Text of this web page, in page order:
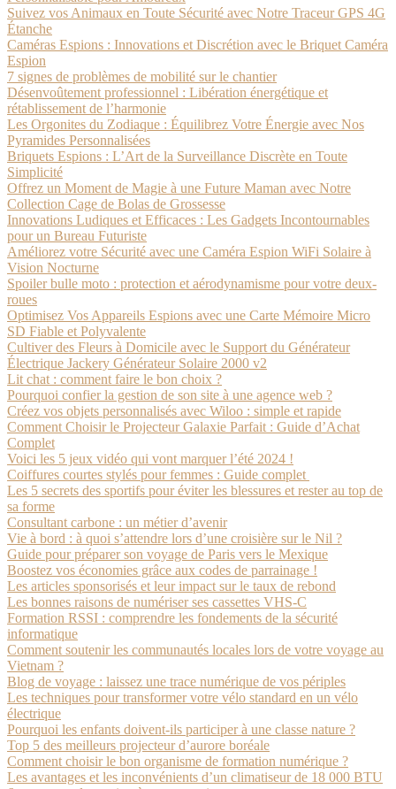
Suivez vos Animaux en Toute Sécurité avec Notre Traceur GPS 4G
Étanche
Caméras Espions : Innovations et Discrétion avec le Briquet Caméra
Espion
7 signes de problèmes de mobilité sur le chantier
Désenvoûtement professionnel : Libération énergétique et
rétablissement de l’harmonie
Les Orgonites du Zodiaque : Équilibrez Votre Énergie avec Nos
Pyramides Personnalisées
Briquets Espions : L’Art de la Surveillance Discrète en Toute
Simplicité
Offrez un Moment de Magie à une Future Maman avec Notre
Collection Cage de Bolas de Grossesse
Innovations Ludiques et Efficaces : Les Gadgets Incontournables
pour un Bureau Futuriste
Améliorez votre Sécurité avec une Caméra Espion WiFi Solaire à
Vision Nocturne
Spoiler bulle moto : protection et aérodynamisme pour votre deux-
roues
Optimisez Vos Appareils Espions avec une Carte Mémoire Micro
SD Fiable et Polyvalente
Cultiver des Fleurs à Domicile avec le Support du Générateur
Électrique Jackery Générateur Solaire 2000 v2
Lit chat : comment faire le bon choix ?
Pourquoi confier la gestion de son site à une agence web ?
Créez vos objets personnalisés avec Wiloo : simple et rapide
Comment Choisir le Projecteur Galaxie Parfait : Guide d’Achat
Complet
Voici les 5 jeux vidéo qui vont marquer l’été 2024 !
Coiffures courtes stylés pour femmes : Guide complet
Les 5 secrets des sportifs pour éviter les blessures et rester au top de
sa forme
Consultant carbone : un métier d’avenir
Vie à bord : à quoi s’attendre lors d’une croisière sur le Nil ?
Guide pour préparer son voyage de Paris vers le Mexique
Boostez vos économies grâce aux codes de parrainage !
Les articles sponsorisés et leur impact sur le taux de rebond
Les bonnes raisons de numériser ses cassettes VHS-C
Formation RSSI : comprendre les fondements de la sécurité
informatique
Comment soutenir les communautés locales lors de votre voyage au
Vietnam ?
Blog de voyage : laissez une trace numérique de vos périples
Les techniques pour transformer votre vélo standard en un vélo
électrique
Pourquoi les enfants doivent-ils participer à une classe nature ?
Top 5 des meilleurs projecteur d’aurore boréale
Comment choisir le bon organisme de formation numérique ?
Les avantages et les inconvénients d’un climatiseur de 18 000 BTU